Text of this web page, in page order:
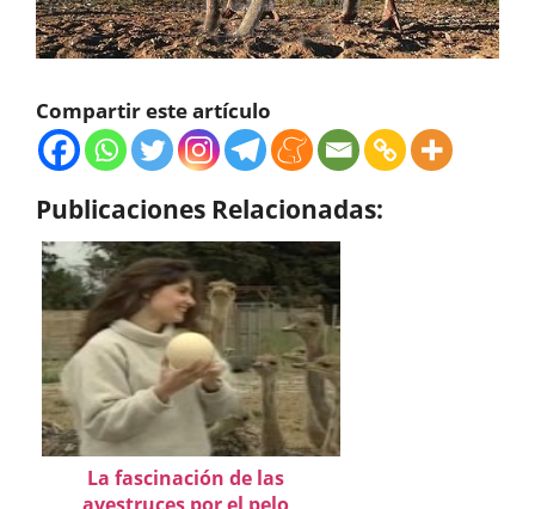
Compartir este artículo
Publicaciones Relacionadas:
La fascinación de las